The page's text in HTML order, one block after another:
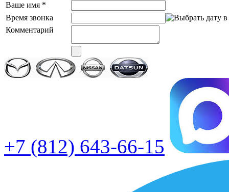
Ваше имя *
Время звонка
Комментарий
+7 (812) 643-66-15